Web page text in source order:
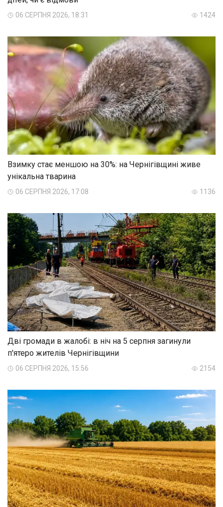
06 СЕРПНЯ 2026, 18:31 1424
Взимку стає меншою на 30%: на Чернігівщині живе
унікальна тварина
06 СЕРПНЯ 2026, 17:08 1136
Дві громади в жалобі: в ніч на 5 серпня загинули
п'ятеро жителів Чернігівщини
06 СЕРПНЯ 2026, 15:56 2154